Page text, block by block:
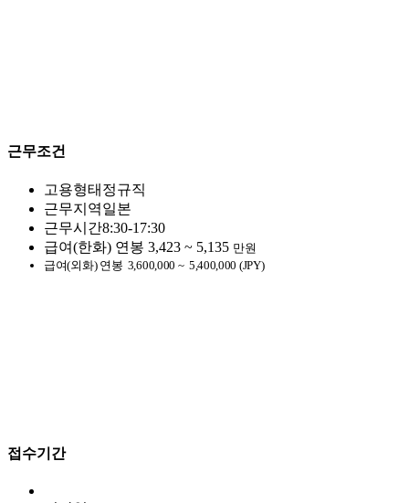
근무조건
고용형태 정규직
근무지역일본
근무시간8:30-17:30
급여(한화) 연봉 3,423 ~ 5,135 만원
급여(외화) 연봉 3,600,000 ~ 5,400,000 (JPY)
접수기간